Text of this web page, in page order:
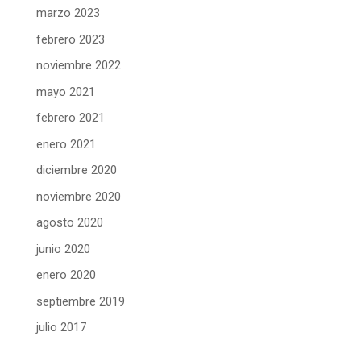
marzo 2023
febrero 2023
noviembre 2022
mayo 2021
febrero 2021
enero 2021
diciembre 2020
noviembre 2020
agosto 2020
junio 2020
enero 2020
septiembre 2019
julio 2017